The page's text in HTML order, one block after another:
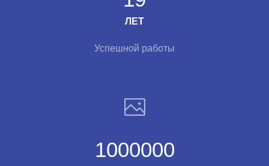
ЛЕТ
Успешной работы
1000000